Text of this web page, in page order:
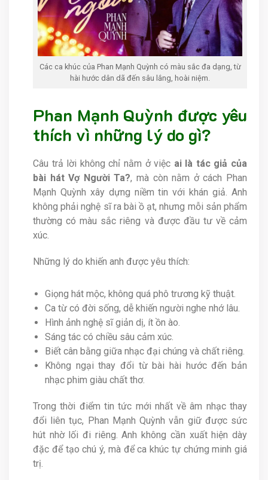
Các ca khúc của Phan Mạnh Quỳnh có màu sắc đa dạng, từ
hài hước dân dã đến sâu lắng, hoài niệm.
Phan Mạnh Quỳnh được yêu
thích vì những lý do gì?
Câu trả lời không chỉ nằm ở việc ai là tác giả của
bài hát Vợ Người Ta?, mà còn nằm ở cách Phan
Mạnh Quỳnh xây dựng niềm tin với khán giả. Anh
không phải nghệ sĩ ra bài ồ ạt, nhưng mỗi sản phẩm
thường có màu sắc riêng và được đầu tư về cảm
xúc.
Những lý do khiến anh được yêu thích:
Giọng hát mộc, không quá phô trương kỹ thuật.
Ca từ có đời sống, dễ khiến người nghe nhớ lâu.
Hình ảnh nghệ sĩ giản dị, ít ồn ào.
Sáng tác có chiều sâu cảm xúc.
Biết cân bằng giữa nhạc đại chúng và chất riêng.
Không ngại thay đổi từ bài hài hước đến bản
nhạc phim giàu chất thơ.
Trong thời điểm tin tức mới nhất về âm nhạc thay
đổi liên tục, Phan Mạnh Quỳnh vẫn giữ được sức
hút nhờ lối đi riêng. Anh không cần xuất hiện dày
đặc để tạo chú ý, mà để ca khúc tự chứng minh giá
trị.